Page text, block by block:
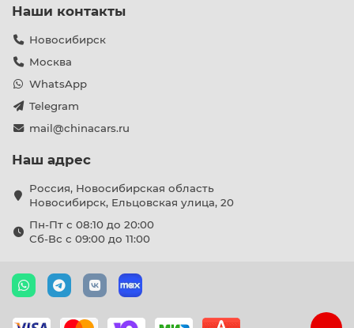
Наши контакты
Новосибирск
Москва
WhatsApp
Telegram
mail@chinacars.ru
Наш адрес
Россия, Новосибирская область
Новосибирск, Ельцовская улица, 20
Пн-Пт с 08:10 до 20:00
Сб-Вс с 09:00 до 11:00